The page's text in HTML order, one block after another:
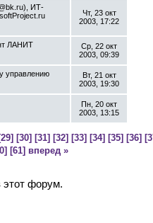
ИТ-
Чт, 23 окт
2003, 17:22
ЛАНИТ
Ср, 22 окт
2003, 09:39
управлению
Вт, 21 окт
2003, 19:30
Пн, 20 окт
2003, 13:15
[29] [30] [31] [32] [33] [34] [35] [36]
[61] вперед »
форум.